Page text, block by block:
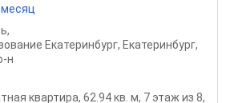
месяц
,
Екатеринбург, Екатеринбург,
н
квартира, 62.94 кв. м, 7 этаж из 8,